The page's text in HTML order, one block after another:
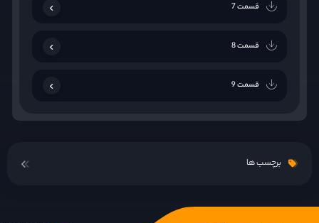
قسمت 7
قسمت 8
قسمت 9
قسمت 10
قسمت 11
برچسب ها